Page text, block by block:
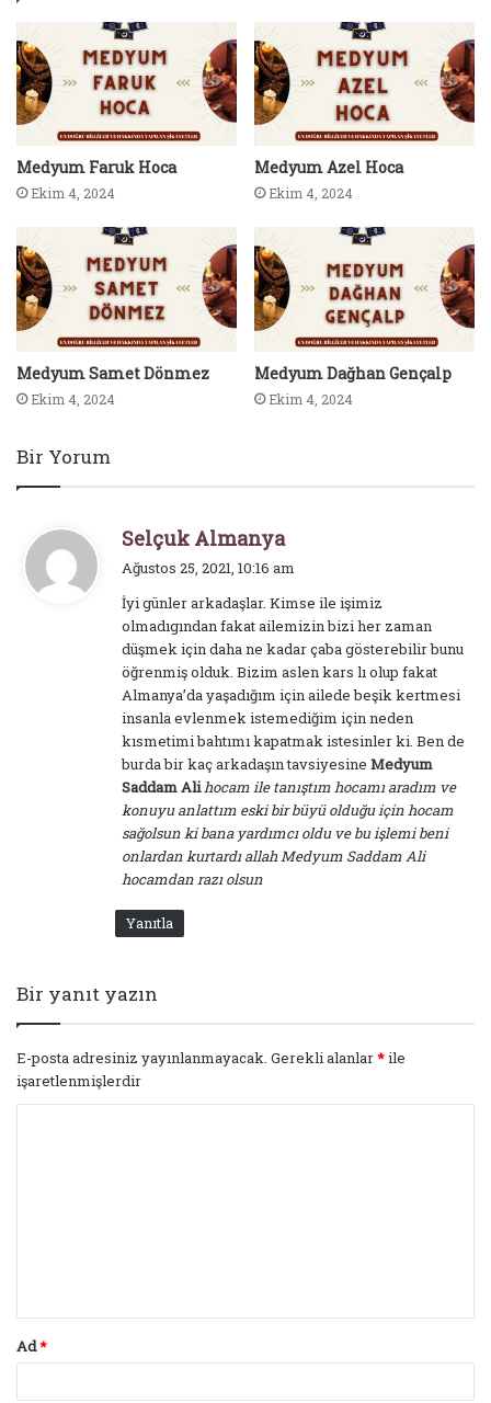
Medyum Faruk Hoca
Ekim 4, 2024
Medyum Azel Hoca
Ekim 4, 2024
Medyum Samet Dönmez
Ekim 4, 2024
Medyum Dağhan Gençalp
Ekim 4, 2024
Bir Yorum
Selçuk Almanya
i
k
i
:
Ağustos 25, 2021, 10:16 am
İyi günler arkadaşlar. Kimse ile işimiz
olmadıgından fakat ailemizin bizi her zaman
düşmek için daha ne kadar çaba gösterebilir bunu
öğrenmiş olduk. Bizim aslen kars lı olup fakat
Almanya’da yaşadığım için ailede beşik kertmesi
insanla evlenmek istemediğim için neden
kısmetimi bahtımı kapatmak istesinler ki. Ben de
burda bir kaç arkadaşın tavsiyesine Medyum
Saddam Alihocam ile tanıştım hocamı aradım ve
konuyu anlattım eski bir büyü olduğu için hocam
sağolsun ki bana yardımcı oldu ve bu işlemi beni
onlardan kurtardı allah Medyum Saddam Ali
hocamdan razı olsun
Yanıtla
Bir yanıt yazın
E-posta adresiniz yayınlanmayacak. Gerekli alanlar*ile
işaretlenmişlerdir
Ad*